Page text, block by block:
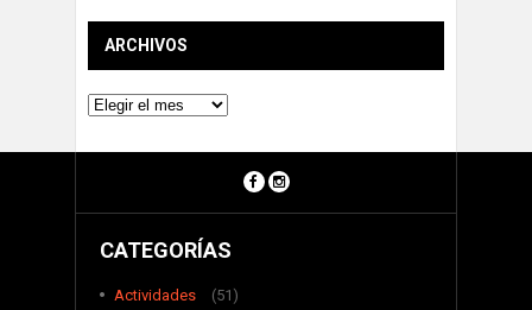
ARCHIVOS
Archivos
CATEGORÍAS
Actividades
(51)